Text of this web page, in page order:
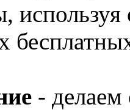
- делаем